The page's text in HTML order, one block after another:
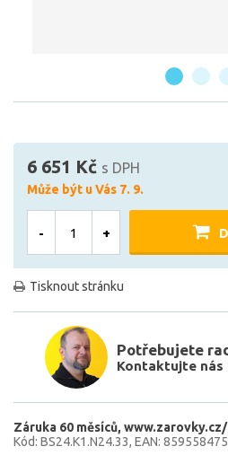
6 651 Kč s DPH
Může být u Vás 7. 9.
- +
Tisknout stránku
Potřebujete
Kontaktujte nás
Záruka 60 měsíců
Kód: BS24.K1.N24.33 EAN: